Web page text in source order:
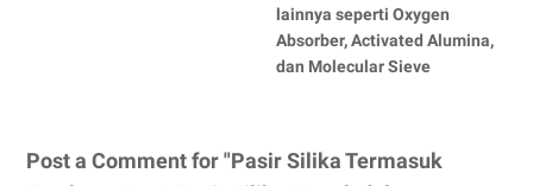
lainnya seperti Oxygen
Absorber, Activated Alumina,
dan Molecular Sieve
Post a Comment for "Pasir Silika Termasuk